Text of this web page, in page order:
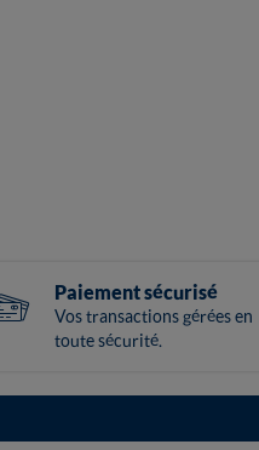
Paiement sécurisé
Vos transactions gérées en
toute sécurité.